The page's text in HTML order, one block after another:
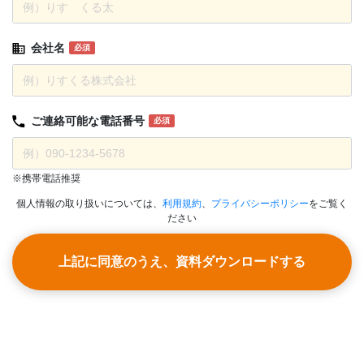
会社名 必須
ご連絡可能な電話番号 必須
※携帯電話推奨
個人情報の取り扱いについては、 利用規約、 プライバシーポリシーをご覧く
ださい
上記に同意のうえ、資料ダウンロードする